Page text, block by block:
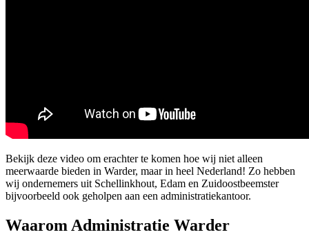
Bekijk deze video om erachter te komen hoe wij niet alleen
meerwaarde bieden in Warder, maar in heel Nederland! Zo hebben
wij ondernemers uit Schellinkhout, Edam en Zuidoostbeemster
bijvoorbeeld ook geholpen aan een administratiekantoor.
Waarom Administratie Warder